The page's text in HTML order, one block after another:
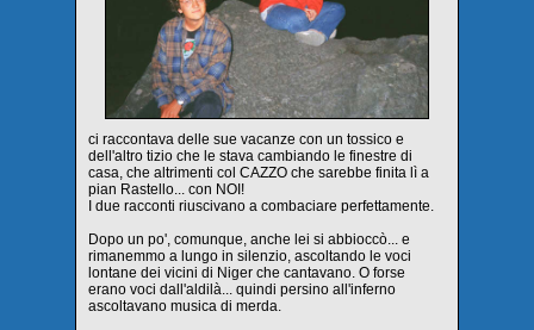
ci raccontava delle sue vacanze con un tossico e
dell'altro tizio che le stava cambiando le finestre di
casa, che altrimenti col CAZZO che sarebbe finita lì a
pian Rastello... con NOI!
I due racconti riuscivano a combaciare perfettamente.
Dopo un po', comunque, anche lei si abbioccò... e
rimanemmo a lungo in silenzio, ascoltando le voci
lontane dei vicini di Niger che cantavano. O forse
erano voci dall'aldilà... quindi persino all'inferno
ascoltavano musica di merda.